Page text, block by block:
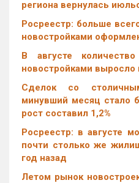
региона вернулась
Росреестр: больше
новостройками
В августе
новостройками выросло
Cделок со
минувший месяц стало
рост составил 1,2%
Росреестр: в августе
почти столько же
год назад
Летом рынок